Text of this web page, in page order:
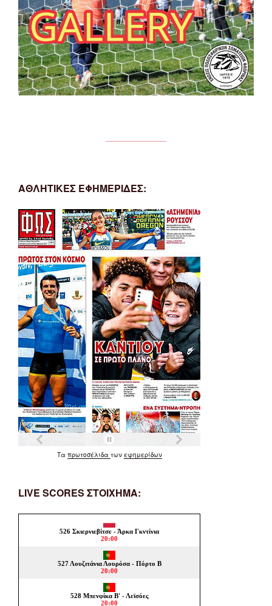
ΑΘΛΗΤΙΚΕΣ ΕΦΗΜΕΡΙΔΕΣ:
Τα πρωτοσέλιδα των εφημερίδων
LIVE SCORES ΣΤΟΙΧΗΜΑ: